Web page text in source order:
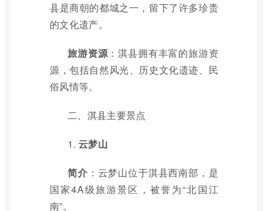
县是商朝的都城之一，留下了许多珍贵
的文化遗产。
旅游资源：淇县拥有丰富的旅游资
源，包括自然风光、历史文化遗迹、民
俗风情等。
二、淇县主要景点
1. 云梦山
简介 ：云梦山位于淇县西南部，是
国家4A级旅游景区，被誉为“北国江
南”。